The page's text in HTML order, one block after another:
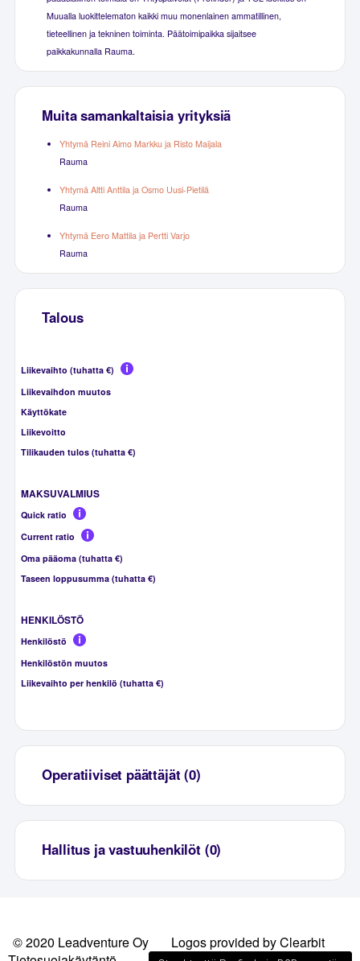
Muualla luokittelematon kaikki muu monenlainen ammatillinen,
tieteellinen ja tekninen toiminta. Päätoimipaikka sijaitsee
paikkakunnalla Rauma.
Muita samankaltaisia yrityksiä
Yhtymä Reini Aimo Markku ja Risto Maijala
Rauma
Yhtymä Altti Anttila ja Osmo Uusi-Pietilä
Rauma
Yhtymä Eero Mattila ja Pertti Varjo
Rauma
Talous
Liikevaihto (tuhatta €)
Liikevaihdon muutos
Käyttökate
Liikevoitto
Tilikauden tulos (tuhatta €)
MAKSUVALMIUS
Quick ratio
Current ratio
Oma pääoma (tuhatta €)
Taseen loppusumma (tuhatta €)
HENKILÖSTÖ
Henkilöstö
Henkilöstön muutos
Liikevaihto per henkilö (tuhatta €)
Operatiiviset päättäjät (0)
Hallitus ja vastuuhenkilöt (0)
© 2020 Leadventure Oy
Logos provided by Clearbit